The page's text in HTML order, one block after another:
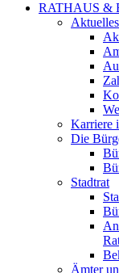
RATHAUS &
Aktuelles
Karriere
Die
Stadtrat
Ämter